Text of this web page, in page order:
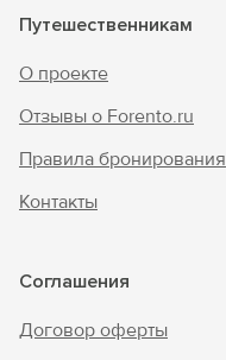
Путешественникам
О проекте
Отзывы о Forento.ru
Правила бронирования
Контакты
Соглашения
Договор оферты